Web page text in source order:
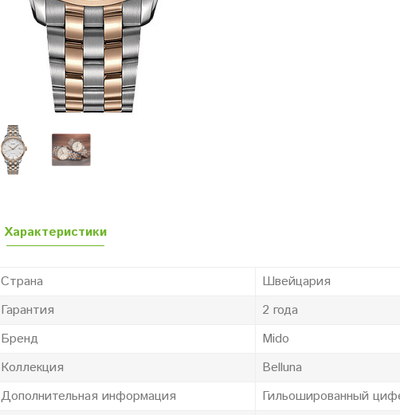
Характеристики
Страна
Швейцария
Гарантия
2 года
Бренд
Mido
Коллекция
Belluna
Дополнительная информация
Гильошированный